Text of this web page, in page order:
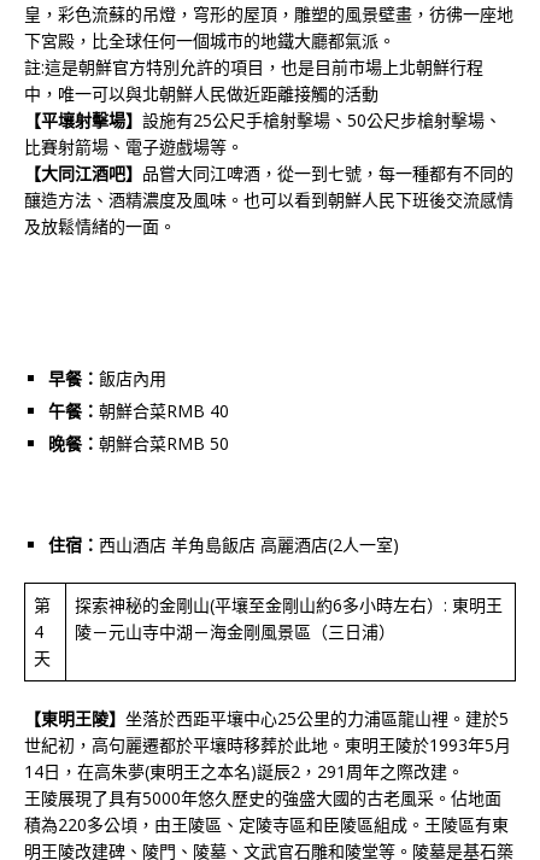
皇，彩色流蘇的吊燈，穹形的屋頂，雕塑的風景壁畫，彷彿一座地
下宮殿，比全球任何一個城市的地鐵大廳都氣派。
註:這是朝鮮官方特別允許的項目，也是目前市場上北朝鮮行程
中，唯一可以與北朝鮮人民做近距離接觸的活動
【平壤射擊場】 設施有25公尺手槍射擊場、50公尺步槍射擊場、
比賽射箭場、電子遊戲場等。
【大同江酒吧】 品嘗大同江啤酒，從一到七號，每一種都有不同的
釀造方法、酒精濃度及風味。也可以看到朝鮮人民下班後交流感情
及放鬆情緒的一面。
早餐： 飯店內用
午餐： 朝鮮合菜RMB 40
晚餐： 朝鮮合菜RMB 50
住宿： 西山酒店 羊角島飯店 高麗酒店(2人一室)
第
4
天
探索神秘的金剛山(平壤至金剛山約6多小時左右）: 東明王
陵－元山寺中湖－海金剛風景區（三日浦）
【東明王陵】 坐落於西距平壤中心25公里的力浦區龍山裡。建於5
世紀初，高句麗遷都於平壤時移葬於此地。東明王陵於1993年5月
14日，在高朱夢(東明王之本名)誕辰2，291周年之際改建。
王陵展現了具有5000年悠久歷史的強盛大國的古老風采。佔地面
積為220多公頃，由王陵區、定陵寺區和臣陵區組成。王陵區有東
明王陵改建碑、陵門、陵墓、文武官石雕和陵堂等。陵墓是基石築